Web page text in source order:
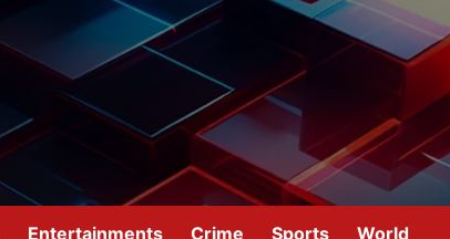
Entertainments Crime Sports World